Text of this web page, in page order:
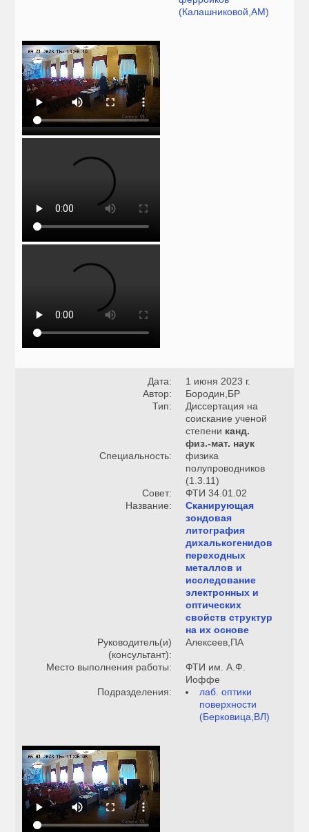
(Калашниковой,АМ)
Дата:
1 июня 2023 г.
Автор:
Бородин,БР
Тип:
Диссертация на
соискание ученой
степени канд.
физ.-мат. наук
Специальность:
физика
полупроводников
(1.3.11)
Совет:
ФТИ 34.01.02
Название:
Сканирующая
зондовая
литография
дихалькогенидов
переходных
металлов и
исследование
электронных и
оптических
свойств структур
на их основе
Руководитель(и)
(консультант):
Алексеев,ПА
Место выполнения работы:
ФТИ им. А.Ф.
Иоффе
Подразделения:
лаб. оптики
поверхности
(Берковица,ВЛ)